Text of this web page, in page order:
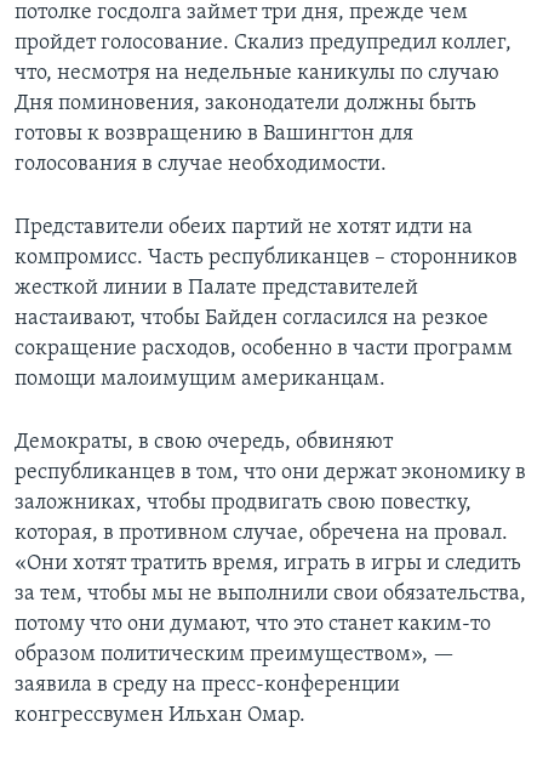
потолке госдолга займет три дня, прежде чем
пройдет голосование. Скализ предупредил коллег,
что, несмотря на недельные каникулы по случаю
Дня поминовения, законодатели должны быть
готовы к возвращению в Вашингтон для
голосования в случае необходимости.
Представители обеих партий не хотят идти на
компромисс. Часть республиканцев – сторонников
жесткой линии в Палате представителей
настаивают, чтобы Байден согласился на резкое
сокращение расходов, особенно в части программ
помощи малоимущим американцам.
Демократы, в свою очередь, обвиняют
республиканцев в том, что они держат экономику в
заложниках, чтобы продвигать свою повестку,
которая, в противном случае, обречена на провал.
«Они хотят тратить время, играть в игры и следить
за тем, чтобы мы не выполнили свои обязательства,
потому что они думают, что это станет каким-то
образом политическим преимуществом», —
заявила в среду на пресс-конференции
конгрессвумен Ильхан Омар.